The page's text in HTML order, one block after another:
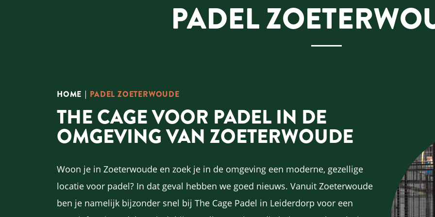
PADEL
HOME | PADEL ZOETERWOUDE
THE CAGE VOOR PADEL IN DE
OMGEVING VAN ZOETERWOUDE
Woon je in Zoeterwoude en zoek je in de omgeving een moderne, gezellige
locatie voor padel? In dat geval hebben we goed nieuws. Vanuit Zoeterwoude
ben je namelijk bijzonder snel bij The Cage Padel in Leiderdorp voor een